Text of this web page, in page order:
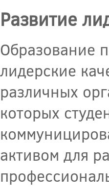
Развитие
Образование
лидерские
различных
которых
активом для